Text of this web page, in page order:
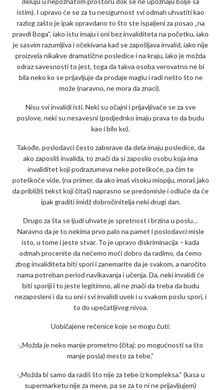
istim). I upravo će se za tu nesigurnost svi odmah uhvatiti kao
razlog zašto je ipak opravdano to što ste ispaljeni za posao „na
pravdi Boga“, iako istu imaju i oni bez invaliditeta na početku, iako
je sasvim razumljiva i očekivana kad se zapošljava invalid, iako nije
proizvela nikakve dramatične posledice i na kraju, iako je možda
odraz savesnosti to jest, toga da takva osoba verovatno ne bi
bila neko ko se prijavljuje da prodaje maglu i radi nešto što ne
može (naravno, ne mora da znaci).
Nisu svi invalidi isti. Neki su očajni i prijavljivaće se za sve
poslove, neki su nesavesni (podjednko imaju prava to da budu
kao i bilo ko).
Takođe, poslodavci često zaborave da dela imaju posledice, da
ako zaposliš invalida, to znači da si zaposlio osobu koja ima
invaliditet koji podrazumeva neke poteškoće, pa čim te
poteškoće vide, (na primer, da ako imaš visoku miopiju, moraš jako
da približiš tekst koji čitaš) naprasno se predomisle i odluče da će
ipak graditi imidž dobročinitelja neki drugi dan.
Drugo za šta se ljudi uhvate je spretnost i brzina u poslu…
Naravno da je to nekima prvo palo na pamet i poslodavci misle
isto, u tome i jeste stvar. To je upravo diskriminacija – kada
odmah procenite da nećemo moći dobro da radimo, da ćemo
zbog invaliditeta biti spori i zanemarite da je svakom, a naročito
nama potreban period navikavanja i učenja. Da, neki invalidi će
biti sporiji i to jeste legitimno, ali ne znači da treba da budu
nezaposleni i da su oni i svi invalidi uvek i u svakom poslu spori, i
to do upečatljivog nivoa.
Uobičajene rečenice koje se mogu čuti:
-„Možda je neko manje prometno (čitaj: po mogućnosti sa što
manje posla) mesto za tebe.“
-„Možda bi samo da radiš što nije za tebe iz kompleksa.“ (kasa u
supermarketu nije za mene, pa se za to ni ne prijavljujem)